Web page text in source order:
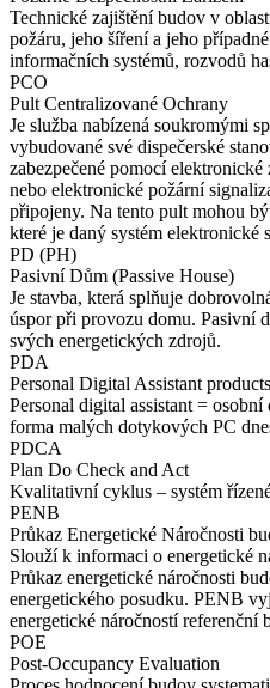
Technické zajištění budov v
požáru, jeho šíření a jeho
informačních systémů, rozvodů
PCO
Pult Centralizované Ochrany
Je služba nabízená soukromými
vybudované své dispečerské
zabezpečené pomocí
nebo elektronické požární
připojeny. Na tento pult mohou
které je daný systém elektronické
PD (PH)
Pasivní Dům (Passive House)
Je stavba, která splňuje
úspor při provozu domu. Pasivní
svých energetických zdrojů.
PDA
Personal Digital Assistant products
Personal digital assistant =
forma malých dotykových PC
PDCA
Plan Do Check and Act
Kvalitativní cyklus – systém
PENB
Průkaz Energetické Náročnosti
Slouží k informaci o energetické
Průkaz energetické náročnosti
energetického posudku. PENB
energetické náročností referenční
POE
Post-Occupancy Evaluation